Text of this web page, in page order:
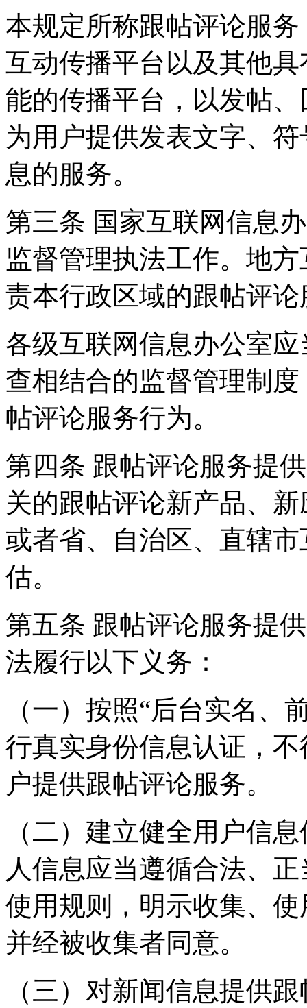
本规定所称跟帖评论服
互动传播平台以及其他
能的传播平台，以发帖
为用户提供发表文字、
息的服务。
第三条 国家互联网信息
监督管理执法工作。地
责本行政区域的跟帖评
各级互联网信息办公室
查相结合的监督管理制
帖评论服务行为。
第四条 跟帖评论服务提
关的跟帖评论新产品、
或者省、自治区、直辖
估。
第五条 跟帖评论服务提
法履行以下义务：
（一）按照“后台实名、
行真实身份信息认证，
户提供跟帖评论服务。
（二）建立健全用户信
人信息应当遵循合法、
使用规则，明示收集、
并经被收集者同意。
（三）对新闻信息提供